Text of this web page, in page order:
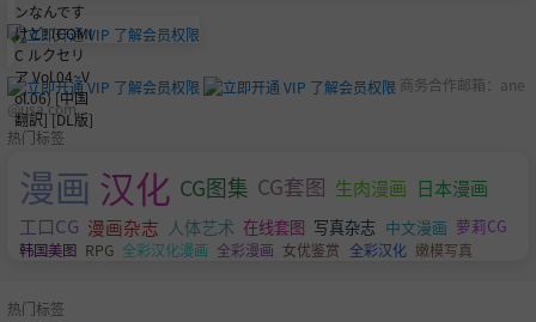
商务合作邮箱： ane
@usa.com
热门标签
漫画 汉化 CG图集 CG套图 生肉漫画 日本漫画
工口CG 漫画杂志 人体艺术 在线套图 写真杂志 中文漫画 萝莉CG
韩国美图 RPG 全彩汉化漫画 全彩漫画 女优鉴赏 全彩汉化 嫩模写真
热门标签